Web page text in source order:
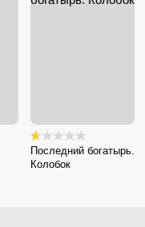
Последний богатырь.
Колобок